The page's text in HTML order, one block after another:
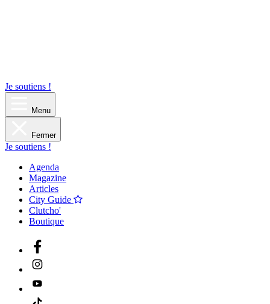
Je soutiens !
Menu
Fermer
Je soutiens !
Agenda
Magazine
Articles
City Guide
Clutcho'
Boutique